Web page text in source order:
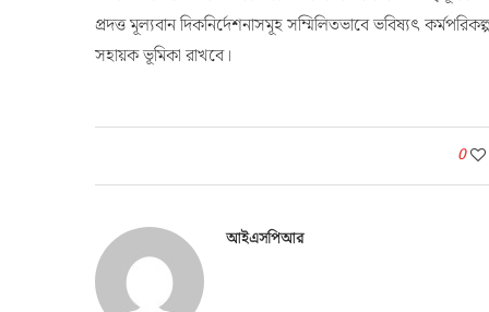
আলম চৌধুরী (অবঃ), মাননীয় প্রধান উপদেষ্টার প্রতিরক্ষা ও
(অবঃ), মন্ত্রিপরিষদ সচিব জনাব মোঃ মাহবুব হোসেন, নৌবাহিনী
কর্মকর্তাগণ, পুলিশ মহাপরিদর্শক এবং গোয়েন্দা সংস্থাসমূহ,
এ সময় মাননীয় প্রধান উপদেষ্টাকে জাতীয় নিরাপত্তার গুরুত্বপূর্ণ
প্রদত্ত মূল্যবান দিকনির্দেশনাসমূহ সম্মিলিতভাবে ভবিষ্যৎ